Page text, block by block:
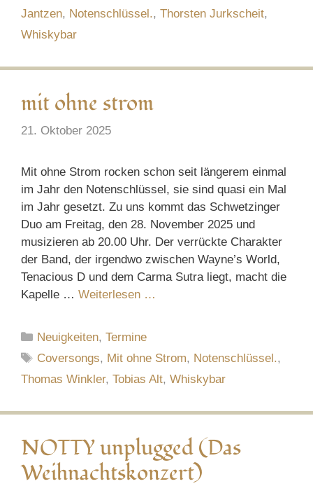
Jantzen, Notenschlüssel., Thorsten Jurkscheit,
Whiskybar
mit ohne strom
21. Oktober 2025
Mit ohne Strom rocken schon seit längerem einmal
im Jahr den Notenschlüssel, sie sind quasi ein Mal
im Jahr gesetzt. Zu uns kommt das Schwetzinger
Duo am Freitag, den 28. November 2025 und
musizieren ab 20.00 Uhr. Der verrückte Charakter
der Band, der irgendwo zwischen Wayne’s World,
Tenacious D und dem Carma Sutra liegt, macht die
Kapelle … Weiterlesen …
Kategorien
Neuigkeiten,Termine
Schlagwörter
Coversongs, Mit ohne Strom, Notenschlüssel.,
Thomas Winkler, Tobias Alt, Whiskybar
NOTTY unplugged (Das
Weihnachtskonzert)